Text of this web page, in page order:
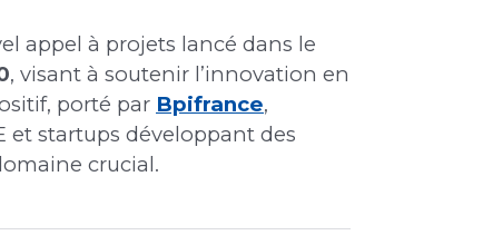
appel à projets lancé dans le
, visant à soutenir l’innovation en
porté par Bpifrance,
et startups développant des
crucial.